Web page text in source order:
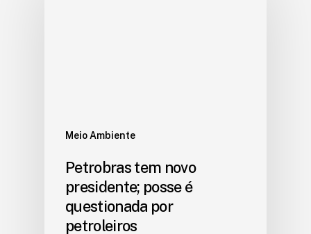
Meio Ambiente
Petrobras tem novo
presidente; posse é
questionada por
petroleiros